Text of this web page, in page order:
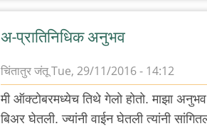
रोंदेवू
(
टायपत
का
नाहीये
अ-प्रातिनिधिक अनुभव
चिंतातुर जंतूTue, 29/11/2016 - 14:12
In
reply
मी ऑक्टोबरमध्येच तिथे गेलो होतो. माझा अनुभव
बिअर घेतली. ज्यांनी वाईन घेतली त्यांनी